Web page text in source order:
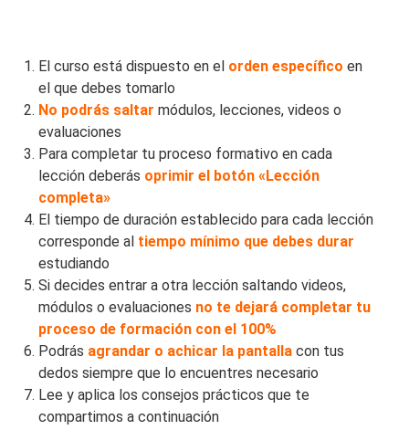
El curso está dispuesto en el orden específico en
el que debes tomarlo
No podrás saltar módulos, lecciones, videos o
evaluaciones
Para completar tu proceso formativo en cada
lección deberás oprimir el botón «Lección
completa»
El tiempo de duración establecido para cada lección
corresponde al tiempo mínimo que debes durar
estudiando
Si decides entrar a otra lección saltando videos,
módulos o evaluaciones no te dejará completar tu
proceso de formación con el 100%
Podrás agrandar o achicar la pantalla con tus
dedos siempre que lo encuentres necesario
Lee y aplica los consejos prácticos que te
compartimos a continuación